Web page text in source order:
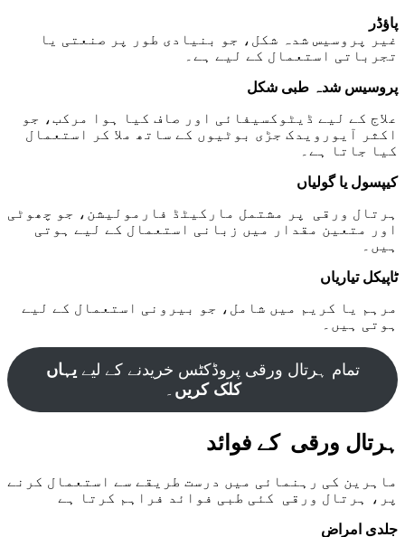
پاؤڈر
غیر پروسیس شدہ شکل، جو بنیادی طور پر صنعتی یا
تجرباتی استعمال کے لیے ہے۔
پروسیس شدہ طبی شکل
علاج کے لیے ڈیٹوکسیفائی اور صاف کیا ہوا مرکب، جو
اکثر آیورویدک جڑی بوٹیوں کے ساتھ ملا کر استعمال
کیا جاتا ہے۔
کیپسول یا گولیاں
ہرتال ورقی پر مشتمل مارکیٹڈ فارمولیشن، جو چھوٹی
اور متعین مقدار میں زبانی استعمال کے لیے ہوتی
ہیں۔
ٹاپیکل تیاریاں
مرہم یا کریم میں شامل، جو بیرونی استعمال کے لیے
ہوتی ہیں۔
تمام ہرتال ورقی پروڈکٹس خریدنے کے لیےیہاں
کلک کریں
ہرتال ورقی کے فوائد
ماہرین کی رہنمائی میں درست طریقے سے استعمال کرنے
پر، ہرتال ورقی کئی طبی فوائد فراہم کرتا ہے
جلدی امراض